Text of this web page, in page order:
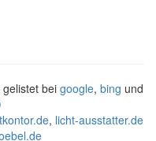
beigoogle, bing und
, licht-ausstatter.de